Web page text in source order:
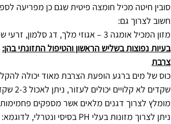
סובין חיטה מכיל חומצה פיטית שגם כן מפריעה
חשוב לצרוך גם:
מזון המכיל אומגה 3 – אגוזי מלך, דג סלמון, זרעי שפתן, שמן פשתן, ברוקולי, כרוב.
בעיות נפוצות בשליש הראשון והטיפול התזונתי בהן:
צרבת
כוס של מים ברגע הופעת הצרבת מאוד יכולה
שקדים לא קלויים יכולים לעזור, ניתן לאכול 2-3 שקדים כל חצי שעה בערך והצרבת תעבור.
מומלץ לצרוך דגנים מלאים אשר מספקים
ניתן לצרוך מזונות בעלי PH בסיסי ונטרלי, לדוגמא: